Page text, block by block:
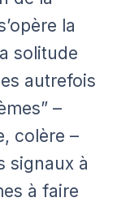
la
solitude
autrefois
–
colère –
signaux à
à faire